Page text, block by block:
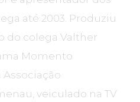
até 2003. Produziu
do colega Valther
Momento
Associação
veiculado na TV